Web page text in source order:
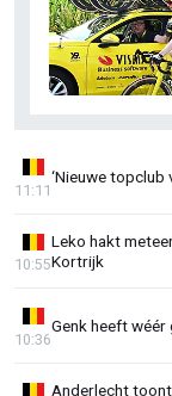
‘Nieuwe topclub
11:11
Leko hakt
Kortrijk
10:55
Genk heeft
10:36
Anderlecht toont